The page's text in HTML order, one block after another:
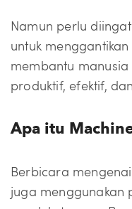
Namun perlu
untuk
membantu
produktif, efektif,
Apa itu
Berbicara
juga menggunakan